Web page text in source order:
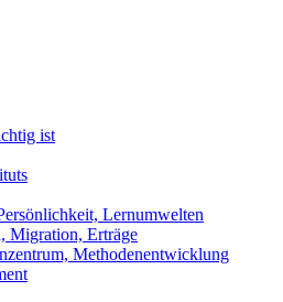
ist
Lernumwelten
Migration, Erträge
Methodenentwicklung